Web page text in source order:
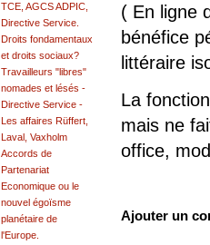
( En ligne
bénéfice
littéraire
La
mais ne
office,
Ajouter un
TCE, AGCS ADPIC,
Directive Service.
Droits fondamentaux
et droits sociaux?
Travailleurs "libres"
nomades et lésés -
Directive Service -
Les affaires Rüffert,
Laval, Vaxholm
Accords de
Partenariat
Economique ou le
nouvel égoïsme
planétaire de
l'Europe.